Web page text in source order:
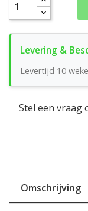
Levertijd 10
Stel een vraag
Omschrijving